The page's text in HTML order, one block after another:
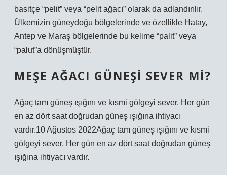
basitçe “pelit” veya “pelit ağacı” olarak da adlandırılır.
Ülkemizin güneydoğu bölgelerinde ve özellikle Hatay,
Antep ve Maraş bölgelerinde bu kelime “palit” veya
“palut”a dönüşmüştür.
MEŞE AĞACI GÜNEŞI SEVER MI?
Ağaç tam güneş ışığını ve kısmi gölgeyi sever. Her gün
en az dört saat doğrudan güneş ışığına ihtiyacı
vardır.10 Ağustos 2022Ağaç tam güneş ışığını ve kısmi
gölgeyi sever. Her gün en az dört saat doğrudan güneş
ışığına ihtiyacı vardır.